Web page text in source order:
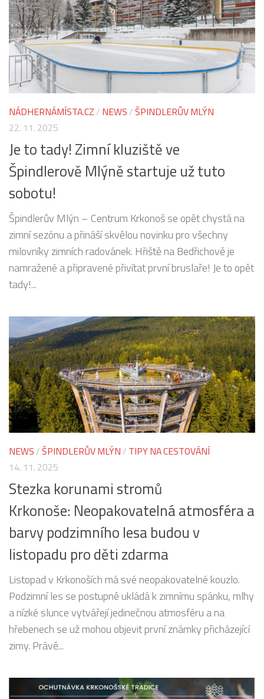
NÁDHERNÁMÍSTA.CZ / NEWS /ŠPINDLERŮV MLÝN
22. 11. 2025
Je to tady! Zimní kluziště ve
Špindlerově Mlýně startuje už tuto
sobotu!
Špindlerův Mlýn – Centrum Krkonoš se opět chystá na
zimní sezónu a přináší skvělou novinku pro všechny
milovníky zimních radovánek. Hřiště na Bedřichově je
namražené a připravené přivítat první bruslaře! Je to opět
tady!...
NEWS /ŠPINDLERŮV MLÝN / TIPY NA CESTOVÁNÍ
14. 11. 2025
Stezka korunami stromů
Krkonoše: Neopakovatelná atmosféra a
barvy podzimního lesa budou v
listopadu pro děti zdarma
Listopad v Krkonoších má své neopakovatelné kouzlo.
Podzimní les se postupně ukládá k zimnímu spánku, mlhy
a nízké slunce vytvářejí jedinečnou atmosféru a na
hřebenech se už mohou objevit první známky přicházející
zimy. Právě...